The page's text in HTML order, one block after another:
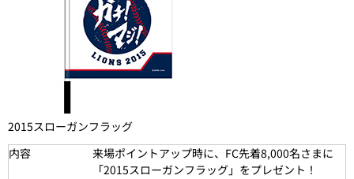
2015スローガンフラッグ
内容
来場ポイントアップ時に、FC先着8,000名さまに
「2015スローガンフラッグ」をプレゼント！